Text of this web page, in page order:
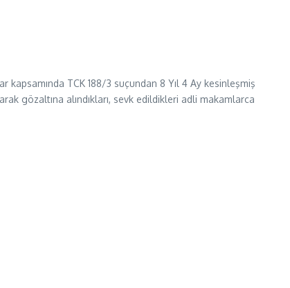
TCK 188/3 suçundan 8 Yıl 4 Ay kesinleşmiş
gözaltına alındıkları, sevk edildikleri adli makamlarca